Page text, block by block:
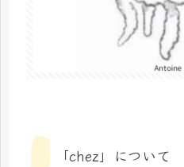
「chez」について